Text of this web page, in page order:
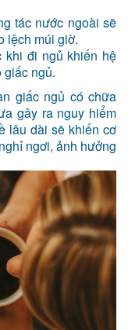
tác nước ngoài sẽ
lệch múi giờ.
khi đi ngủ khiến hệ
giấc ngủ.
giấc ngủ có chữa
gây ra nguy hiểm
lâu dài sẽ khiến cơ
ngơi, ảnh hưởng